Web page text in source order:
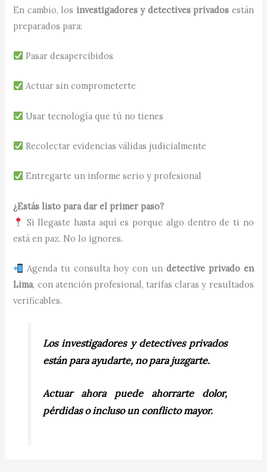
En cambio, los investigadores y detectives privados están
preparados para:
Pasar desapercibidos
Actuar sin comprometerte
Usar tecnología que tú no tienes
Recolectar evidencias válidas judicialmente
Entregarte un informe serio y profesional
¿Estás listo para dar el primer paso?
Si llegaste hasta aquí es porque algo dentro de ti no
está en paz. No lo ignores.
Agenda tu consulta hoy con un detective privado en
Lima, con atención profesional, tarifas claras y resultados
verificables.
Los investigadores y detectives privados
están para ayudarte, no para juzgarte.
Actuar ahora puede ahorrarte dolor,
pérdidas o incluso un conflicto mayor.